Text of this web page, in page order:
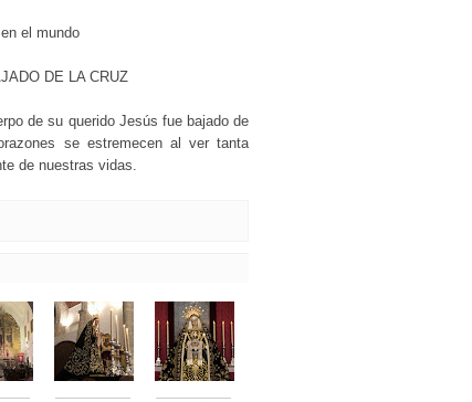
el mundo
DE LA CRUZ
de su querido Jesús fue bajado de
se estremecen al ver tanta
de nuestras vidas.